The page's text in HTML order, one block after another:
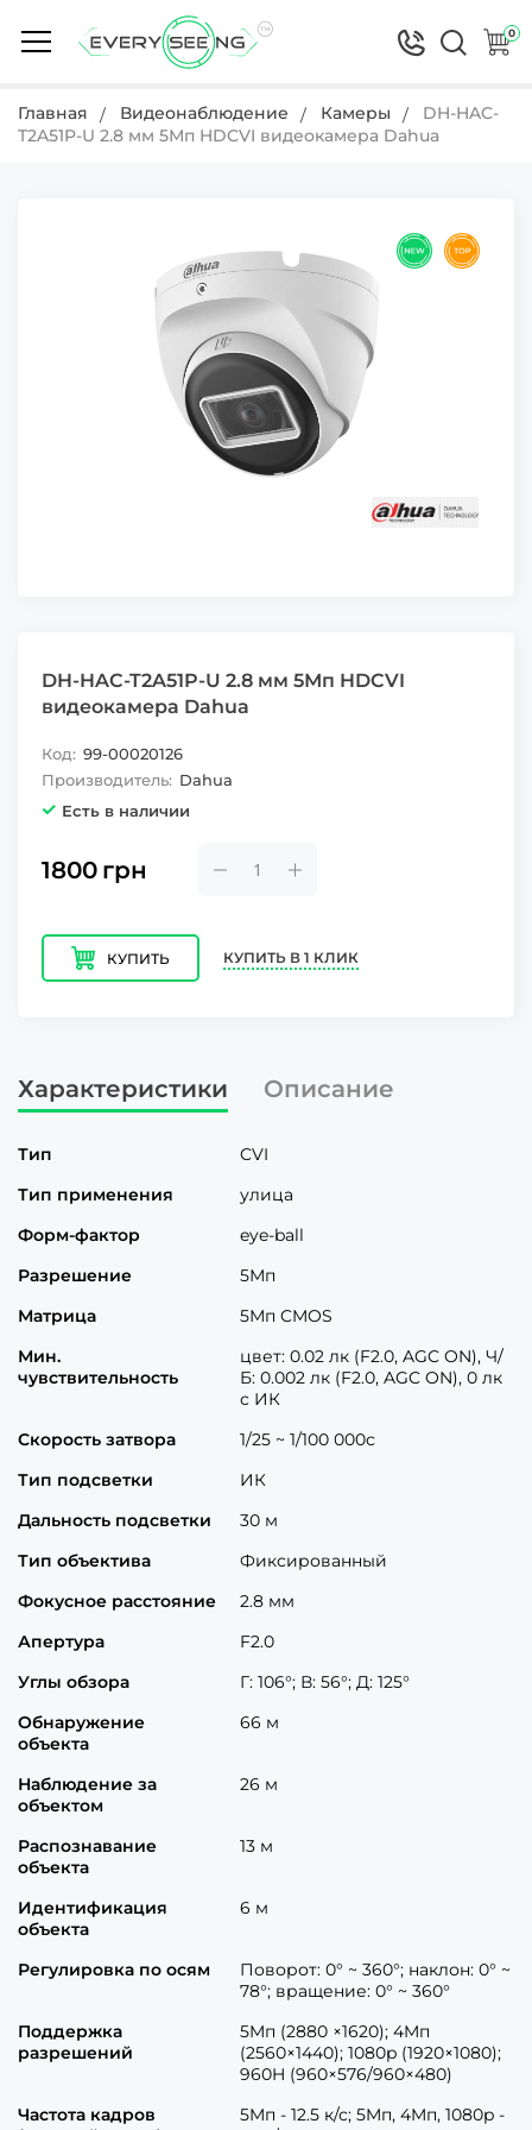
0
Главная Видеонаблюдение Камеры
DH-HAC-
T2A51P-U 2.8 мм 5Мп HDCVI видеокамера Dahua
DH-HAC-T2A51P-U 2.8 мм 5Мп HDCVI
видеокамера Dahua
Код: 99-00020126
Производитель: Dahua
Есть в наличии
1800 грн
КУПИТЬ КУПИТЬ В 1 КЛИК
Характеристики Описание
Тип
CVI
Тип применения
улица
Форм-фактор
eye-ball
Разрешение
5Мп
Матрица
5Мп CMOS
Мин.
чувствительность
цвет: 0.02 лк (F2.0, AGC ON), Ч/
Б: 0.002 лк (F2.0, AGC ON), 0 лк
с ИК
Скорость затвора
1/25 ~ 1/100 000с
Тип подсветки
ИК
Дальность подсветки
30 м
Тип объектива
Фиксированный
Фокусное расстояние
2.8 мм
Апертура
F2.0
Углы обзора
Г: 106°; В: 56°; Д: 125°
Обнаружение
объекта
66 м
Наблюдение за
объектом
26 м
Распознавание
объекта
13 м
Идентификация
объекта
6 м
Регулировка по осям
Поворот: 0° ~ 360°; наклон: 0° ~
78°; вращение: 0° ~ 360°
Поддержка
разрешений
5Mп (2880 ×1620); 4Mп
(2560×1440); 1080p (1920×1080);
960H (960×576/960×480)
Частота кадров
5Mп - 12.5 к/с; 5Mп, 4Mп, 1080p -